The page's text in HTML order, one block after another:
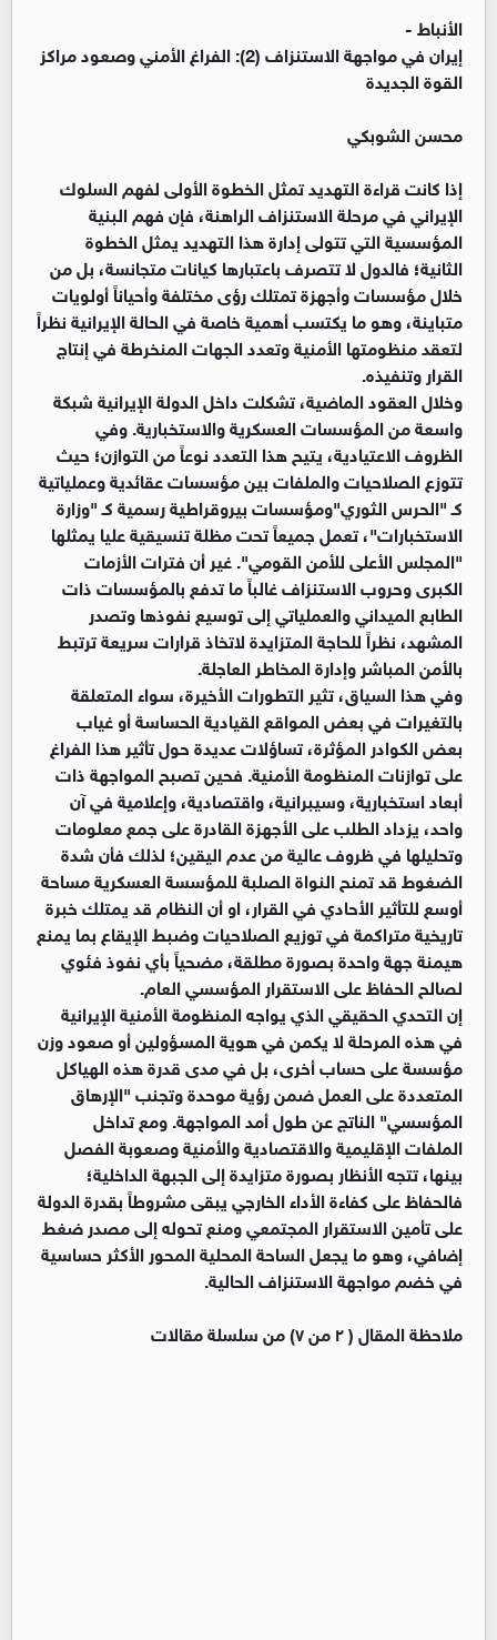
الأنباط -
إيران في مواجهة الاستنزاف (2): الفراغ الأمني وصعود مراكز
القوة الجديدة
محسن الشوبكي
إذا كانت قراءة التهديد تمثل الخطوة الأولى لفهم السلوك
الإيراني في مرحلة الاستنزاف الراهنة، فإن فهم البنية
المؤسسية التي تتولى إدارة هذا التهديد يمثل الخطوة
الثانية؛ فالدول لا تتصرف باعتبارها كيانات متجانسة، بل من
خلال مؤسسات وأجهزة تمتلك رؤى مختلفة وأحياناً أولويات
متباينة، وهو ما يكتسب أهمية خاصة في الحالة الإيرانية نظراً
لتعقد منظومتها الأمنية وتعدد الجهات المنخرطة في إنتاج
القرار وتنفيذه.
وخلال العقود الماضية، تشكلت داخل الدولة الإيرانية شبكة
واسعة من المؤسسات العسكرية والاستخبارية. وفي
الظروف الاعتيادية، يتيح هذا التعدد نوعاً من التوازن؛ حيث
تتوزع الصلاحيات والملفات بين مؤسسات عقائدية وعملياتية
كـ "الحرس الثوري"ومؤسسات بيروقراطية رسمية كـ "وزارة
الاستخبارات"، تعمل جميعاً تحت مظلة تنسيقية عليا يمثلها
"المجلس الأعلى للأمن القومي". غير أن فترات الأزمات
الكبرى وحروب الاستنزاف غالباً ما تدفع بالمؤسسات ذات
الطابع الميداني والعملياتي إلى توسيع نفوذها وتصدر
المشهد، نظراً للحاجة المتزايدة لاتخاذ قرارات سريعة ترتبط
بالأمن المباشر وإدارة المخاطر العاجلة.
وفي هذا السياق، تثير التطورات الأخيرة، سواء المتعلقة
بالتغيرات في بعض المواقع القيادية الحساسة أو غياب
بعض الكوادر المؤثرة، تساؤلات عديدة حول تأثير هذا الفراغ
على توازنات المنظومة الأمنية. فحين تصبح المواجهة ذات
أبعاد استخبارية، وسيبرانية، واقتصادية، وإعلامية في آن
واحد، يزداد الطلب على الأجهزة القادرة على جمع معلومات
وتحليلها في ظروف عالية من عدم اليقين؛ لذلك فأن شدة
الضغوط قد تمنح النواة الصلبة للمؤسسة العسكرية مساحة
أوسع للتأثير الأحادي في القرار، او أن النظام قد يمتلك خبرة
تاريخية متراكمة في توزيع الصلاحيات وضبط الإيقاع بما يمنع
هيمنة جهة واحدة بصورة مطلقة، مضحياً بأي نفوذ فئوي
لصالح الحفاظ على الاستقرار المؤسسي العام.
إن التحدي الحقيقي الذي يواجه المنظومة الأمنية الإيرانية
في هذه المرحلة لا يكمن في هوية المسؤولين أو صعود وزن
مؤسسة على حساب أخرى، بل في مدى قدرة هذه الهياكل
المتعددة على العمل ضمن رؤية موحدة وتجنب "الإرهاق
المؤسسي" الناتج عن طول أمد المواجهة. ومع تداخل
الملفات الإقليمية والاقتصادية والأمنية وصعوبة الفصل
بينها، تتجه الأنظار بصورة متزايدة إلى الجبهة الداخلية؛
فالحفاظ على كفاءة الأداء الخارجي يبقى مشروطاً بقدرة الدولة
على تأمين الاستقرار المجتمعي ومنع تحوله إلى مصدر ضغط
إضافي، وهو ما يجعل الساحة المحلية المحور الأكثر حساسية
في خضم مواجهة الاستنزاف الحالية.
ملاحظة المقال ( ٢ من ٧) من سلسلة مقالات